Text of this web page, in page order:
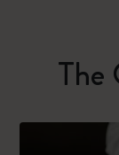
The